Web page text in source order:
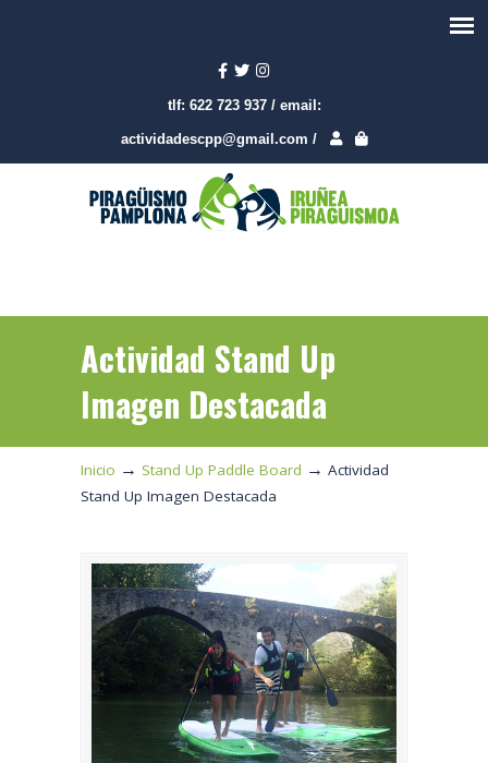
tlf: 622 723 937 / email:
actividadescpp@gmail.com /
Actividad Stand Up
Imagen Destacada
Inicio → Stand Up Paddle Board → Actividad
Stand Up Imagen Destacada